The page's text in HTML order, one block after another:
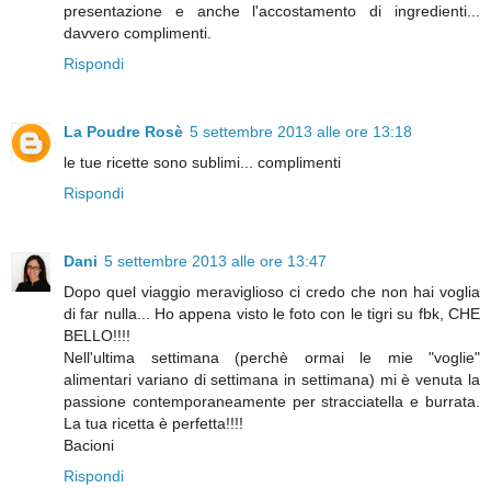
presentazione e anche l'accostamento di ingredienti...
davvero complimenti.
Rispondi
La Poudre Rosè 5 settembre 2013 alle ore 13:18
le tue ricette sono sublimi... complimenti
Rispondi
Dani 5 settembre 2013 alle ore 13:47
Dopo quel viaggio meraviglioso ci credo che non hai voglia
di far nulla... Ho appena visto le foto con le tigri su fbk, CHE
BELLO!!!!
Nell'ultima settimana (perchè ormai le mie "voglie"
alimentari variano di settimana in settimana) mi è venuta la
passione contemporaneamente per stracciatella e burrata.
La tua ricetta è perfetta!!!!
Bacioni
Rispondi